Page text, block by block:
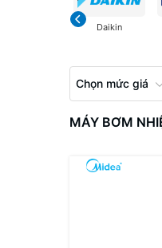
Daikin
Chọn mức giá
MÁY BƠM